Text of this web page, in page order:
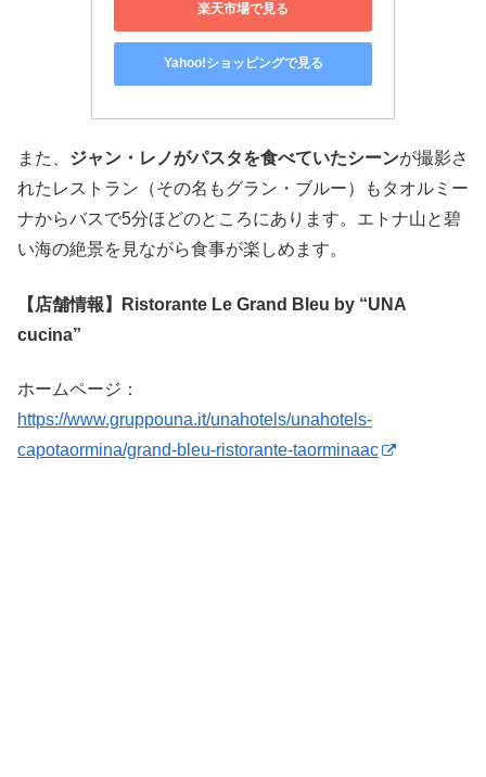
楽天市場で見る
Yahoo!ショッピングで見る
また、 ジャン・レノがパスタを食べていたシーンが撮影さ
れたレストラン（その名もグラン・ブルー）もタオルミー
ナからバスで5分ほどのところにあります。エトナ山と碧
い海の絶景を見ながら食事が楽しめます。
【店舗情報】Ristorante Le Grand Bleu by “UNA
cucina”
ホームページ：
https://www.gruppouna.it/unahotels/unahotels-
capotaormina/grand-bleu-ristorante-taorminaac